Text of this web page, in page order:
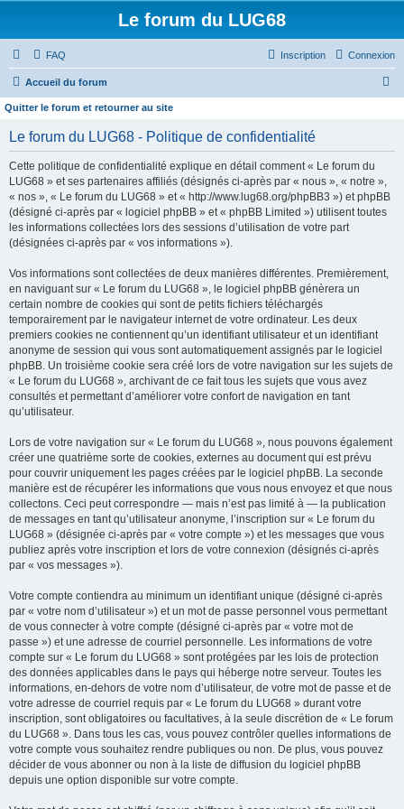
Le forum du LUG68
FAQ Connexion
Inscription
Accueil du forum
Quitter le forum et retourner au site
Le forum du LUG68 - Politique de confidentialité
Cette politique de confidentialité explique en détail comment « Le forum du
LUG68 » et ses partenaires affiliés (désignés ci-après par « nous », « notre »,
« nos », « Le forum du LUG68 » et « http://www.lug68.org/phpBB3 ») et phpBB
(désigné ci-après par « logiciel phpBB » et « phpBB Limited ») utilisent toutes
les informations collectées lors des sessions d’utilisation de votre part
(désignées ci-après par « vos informations »).
Vos informations sont collectées de deux manières différentes. Premièrement,
en naviguant sur « Le forum du LUG68 », le logiciel phpBB génèrera un
certain nombre de cookies qui sont de petits fichiers téléchargés
temporairement par le navigateur internet de votre ordinateur. Les deux
premiers cookies ne contiennent qu’un identifiant utilisateur et un identifiant
anonyme de session qui vous sont automatiquement assignés par le logiciel
phpBB. Un troisième cookie sera créé lors de votre navigation sur les sujets de
« Le forum du LUG68 », archivant de ce fait tous les sujets que vous avez
consultés et permettant d’améliorer votre confort de navigation en tant
qu’utilisateur.
Lors de votre navigation sur « Le forum du LUG68 », nous pouvons également
créer une quatrième sorte de cookies, externes au document qui est prévu
pour couvrir uniquement les pages créées par le logiciel phpBB. La seconde
manière est de récupérer les informations que vous nous envoyez et que nous
collectons. Ceci peut correspondre — mais n’est pas limité à — la publication
de messages en tant qu’utilisateur anonyme, l’inscription sur « Le forum du
LUG68 » (désignée ci-après par « votre compte ») et les messages que vous
publiez après votre inscription et lors de votre connexion (désignés ci-après
par « vos messages »).
Votre compte contiendra au minimum un identifiant unique (désigné ci-après
par « votre nom d’utilisateur ») et un mot de passe personnel vous permettant
de vous connecter à votre compte (désigné ci-après par « votre mot de
passe ») et une adresse de courriel personnelle. Les informations de votre
compte sur « Le forum du LUG68 » sont protégées par les lois de protection
des données applicables dans le pays qui héberge notre serveur. Toutes les
informations, en-dehors de votre nom d’utilisateur, de votre mot de passe et de
votre adresse de courriel requis par « Le forum du LUG68 » durant votre
inscription, sont obligatoires ou facultatives, à la seule discrétion de « Le forum
du LUG68 ». Dans tous les cas, vous pouvez contrôler quelles informations de
votre compte vous souhaitez rendre publiques ou non. De plus, vous pouvez
décider de vous abonner ou non à la liste de diffusion du logiciel phpBB
depuis une option disponible sur votre compte.